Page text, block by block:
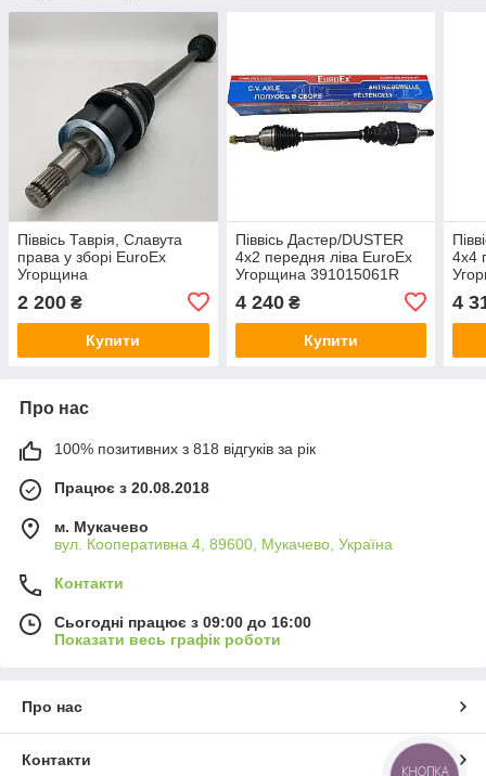
Піввісь Таврія, Славута
права у зборі EuroEx
Угорщина
2 200 ₴
Купити
Піввісь Дастер/DUSTER
4х2 передня ліва EuroEx
Угорщина 391015061R
4 240₴
Купити
4х4
4
Про нас
100% позитивних з 818 відгуків за рік
Працює з 20.08.2018
м. Мукачево
вул. Кооперативна 4, 89600, Мукачево, Україна
Контакти
Сьогодні працює з 09:00 до 16:00
Показати весь графік роботи
Про нас
Контакти
КНОПКА